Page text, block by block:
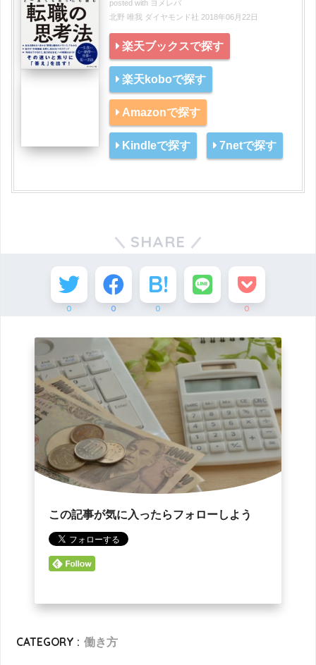
posted with ヨメレバ
北野 唯我 ダイヤモンド社 2018年06月22日
楽天ブックスで探す
楽天koboで探す
Amazonで探す
Kindleで探す 7netで探す
SHARE
0 0 0 0
この記事が気に入ったらフォローしよう
CATEGORY : 働き方